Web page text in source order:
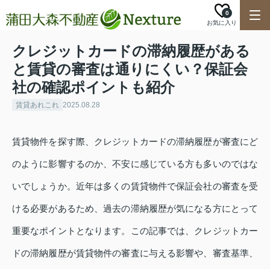
お気に入り
0
クレジットカードの滞納履歴がある
と賃貸の審査は通りにくい？保証会
社の確認ポイントも紹介
賃貸あれこれ 2025.08.28
賃貸物件を探す際、クレジットカードの滞納履歴が審査にど
のように影響するのか、不安に感じている方も多いのではな
いでしょうか。近年は多くの賃貸物件で保証会社の審査を受
ける必要があるため、過去の滞納履歴が気になる方にとって
重要なポイントとなります。この記事では、クレジットカー
ドの滞納履歴が賃貸物件の審査に与える影響や、審査基準、